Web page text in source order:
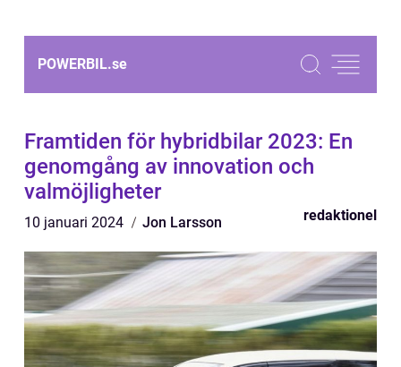
POWERBIL.se
Framtiden för hybridbilar 2023: En
genomgång av innovation och
valmöjligheter
10 januari 2024 Jon Larsson redaktionel